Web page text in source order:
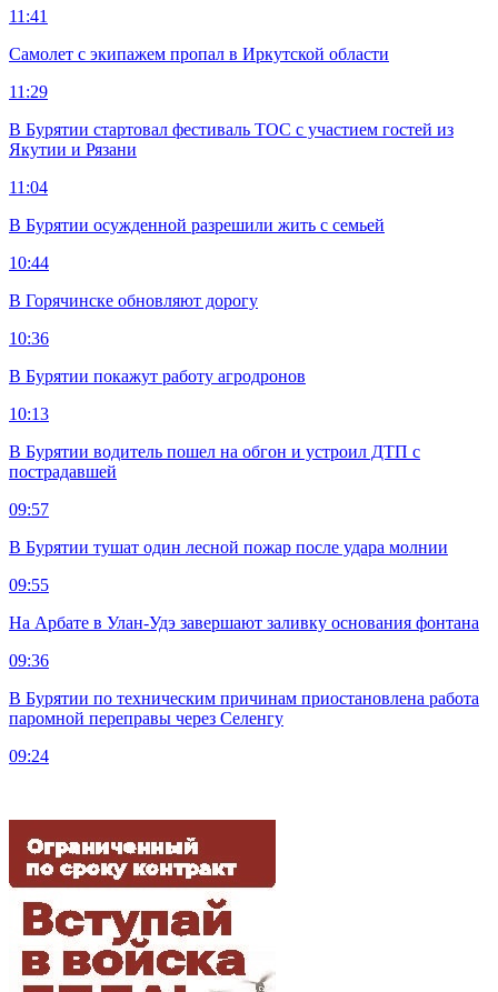
11:41
Самолет с экипажем пропал в Иркутской области
11:29
В Бурятии стартовал фестиваль ТОС с участием гостей из
Якутии и Рязани
11:04
В Бурятии осужденной разрешили жить с семьей
10:44
В Горячинске обновляют дорогу
10:36
В Бурятии покажут работу агродронов
10:13
В Бурятии водитель пошел на обгон и устроил ДТП с
пострадавшей
09:57
В Бурятии тушат один лесной пожар после удара молнии
09:55
На Арбате в Улан-Удэ завершают заливку основания фонтана
09:36
В Бурятии по техническим причинам приостановлена работа
паромной переправы через Селенгу
09:24